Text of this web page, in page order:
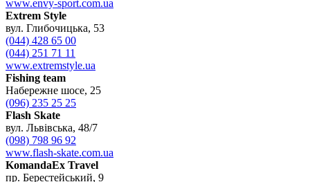
www.envy-sport.com.ua
Extrem Style
вул. Глибочицька, 53
(044) 428 65 00
(044) 251 71 11
www.extremstyle.ua
Fishing team
Набережне шосе, 25
(096) 235 25 25
Flash Skate
вул. Львівська, 48/7
(098) 798 96 92
www.flash-skate.com.ua
KomandaEx Travel
пр. Берестейський, 9